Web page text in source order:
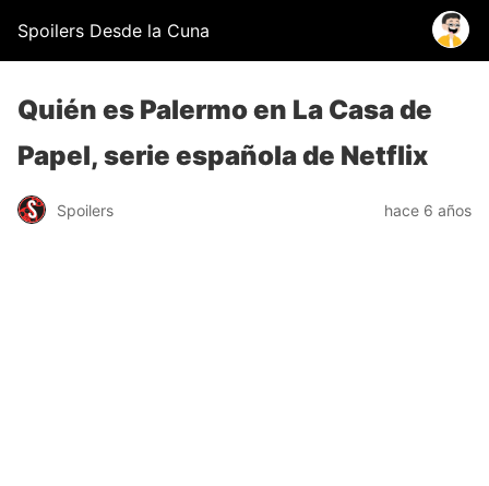
Spoilers Desde la Cuna
Quién es Palermo en La Casa de
Papel, serie española de Netflix
Spoilers hace 6 años